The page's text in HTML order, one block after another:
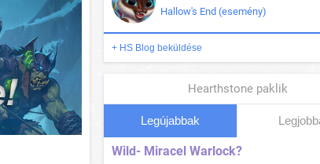
Hallow's End (esemény)
+ HS Blog beküldése
Hearthstone paklik
Legújabbak
Wild- Miracel Warlock?